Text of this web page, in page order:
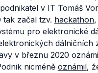
podnikatel v IT Tomáš
tak začal tzv. hackathon,
pro elektronické
v březnu 2020
nicméně oznámil,